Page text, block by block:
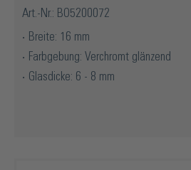
Art.-Nr.: BO5200072
Breite: 16 mm
Farbgebung: Verchromt glänzend
Glasdicke: 6 - 8 mm